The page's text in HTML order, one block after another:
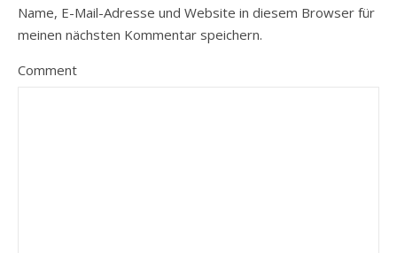
Name, E-Mail-Adresse und Website in diesem Browser für
meinen nächsten Kommentar speichern.
Comment